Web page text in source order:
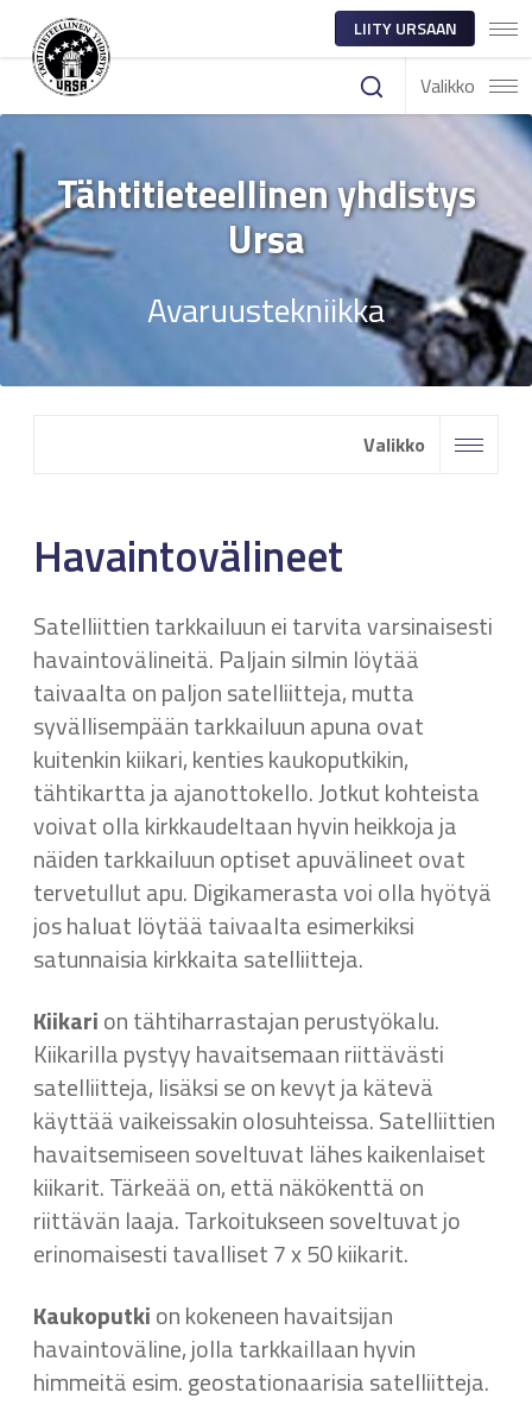
LIITY URSAAN
Valikko
Tähtitieteellinen yhdistys
Ursa
Avaruustekniikka
Valikko
Havaintovälineet
Satelliittien tarkkailuun ei tarvita varsinaisesti
havaintovälineitä. Paljain silmin löytää
taivaalta on paljon satelliitteja, mutta
syvällisempään tarkkailuun apuna ovat
kuitenkin kiikari, kenties kaukoputkikin,
tähtikartta ja ajanottokello. Jotkut kohteista
voivat olla kirkkaudeltaan hyvin heikkoja ja
näiden tarkkailuun optiset apuvälineet ovat
tervetullut apu. Digikamerasta voi olla hyötyä
jos haluat löytää taivaalta esimerkiksi
satunnaisia kirkkaita satelliitteja.
Kiikarion tähtiharrastajan perustyökalu.
Kiikarilla pystyy havaitsemaan riittävästi
satelliitteja, lisäksi se on kevyt ja kätevä
käyttää vaikeissakin olosuhteissa. Satelliittien
havaitsemiseen soveltuvat lähes kaikenlaiset
kiikarit. Tärkeää on, että näkökenttä on
riittävän laaja. Tarkoitukseen soveltuvat jo
erinomaisesti tavalliset 7 x 50 kiikarit.
Kaukoputkion kokeneen havaitsijan
havaintoväline, jolla tarkkaillaan hyvin
himmeitä esim. geostationaarisia satelliitteja.